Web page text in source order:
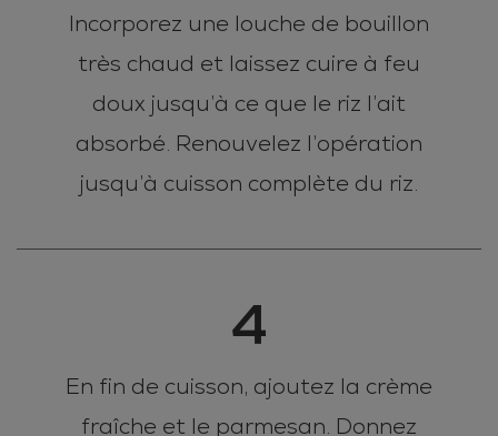
Incorporez une louche de bouillon
très chaud et laissez cuire à feu
doux jusqu’à ce que le riz l’ait
absorbé. Renouvelez l’opération
jusqu’à cuisson complète du riz.
4
En fin de cuisson, ajoutez la crème
fraîche et le parmesan. Donnez